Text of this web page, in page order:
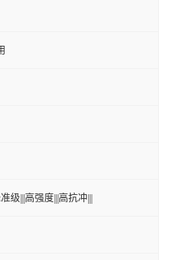
级|||高强度|||高抗冲|||